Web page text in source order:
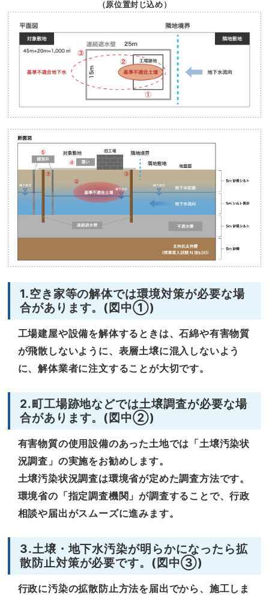
（原位置封じ込め）
1.空き家等の解体では環境対策が必要な場
合があります。(図中①)
工場建屋や設備を解体するときは、石綿や有害物質
が飛散しないように、表層土壌に混入しないよう
に、解体業者に注文することが大切です。
2.町工場跡地などでは土壌調査が必要な場
合があります。(図中②)
有害物質の使用設備のあった土地では「土壌汚染状
況調査」の実施をお勧めします。
土壌汚染状況調査は環境省が定めた調査方法です。
環境省の「指定調査機関」が調査することで、行政
相談や届出がスムーズに進みます。
3.土壌・地下水汚染が明らかになったら拡
散防止対策が必要です。(図中③)
行政に汚染の拡散防止方法を届出でから、施工しま